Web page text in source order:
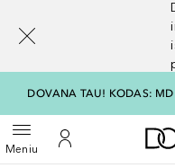
DOVANA TAU! KODAS: MD
MeniuAtidaryti meniuĮ mano paskyrą
Grįžk atgal
Vykdykite paiešką